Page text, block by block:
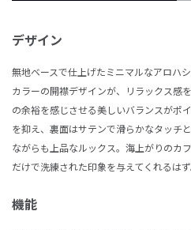
デザイン
無地ベースで仕上げたミニマルなアロハ
カラーの開襟デザインが、リラックス感
の余裕を感じさせる美しいバランスがポ
を抑え、裏面はサテンで滑らかなタッチ
ながらも上品なルックス。海上がりのカ
だけで洗練された印象を与えてくれるはず
機能